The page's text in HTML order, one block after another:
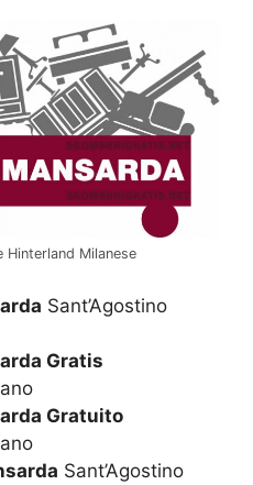
Hinterland Milanese
Sant’Agostino
Gratis
Gratuito
Sant’Agostino